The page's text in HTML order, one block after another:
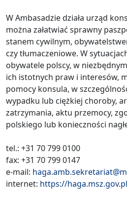
W Ambasadzie działa urząd
można załatwiać sprawny
stanem cywilnym,
czy tłumaczeniowe. W
obywatele polscy, w
ich istotnych praw i interesów,
pomocy konsula, w
wypadku lub ciężkiej choroby,
zatrzymania, aktu przemocy,
polskiego lub konieczności
tel.: +31 70 799 0100
fax: +31 70 799 0147
e-mail:
internet: https://